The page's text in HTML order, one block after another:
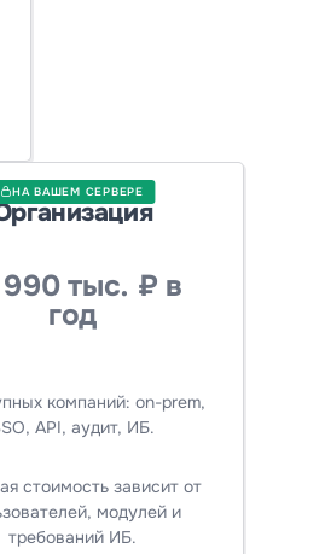
НА ВАШЕМ СЕРВЕРЕ
тыс. ₽ в
год
компаний: on-prem,
API, аудит, ИБ.
стоимость зависит от
модулей и
требований ИБ.